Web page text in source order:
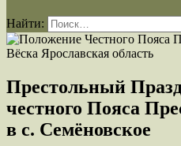
Найти:
Престольный
честного Пояса
в с. Семёновское